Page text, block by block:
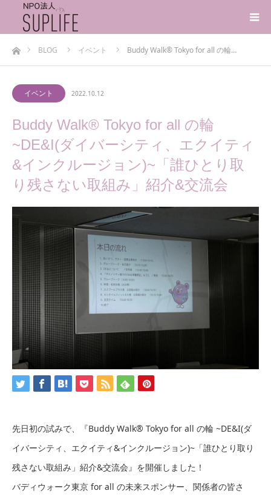
ホームBLOG イベント Buddy Walk® Tokyo for all の輪…
イベント 2022.10.12
Buddy Walk® Tokyo for all の輪
~DE&I(ダイバーシティ、エクイティ
&インクルージョン)~「誰ひとり取
り残さない取組み」紹介&交流会
先日初の試みで、『Buddy Walk® Tokyo for all の輪 ~DE&I(ダ
イバーシティ、エクイティ&インクルージョン)~「誰ひとり取り
残さない取組み」紹介&交流会』を開催しました！
バディウォーク東京 for all の未来スポンサー、関係者の皆さ